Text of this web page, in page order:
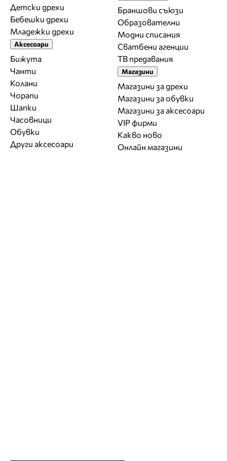
Детски дрехи
Бебешки дрехи
Младежки дрехи
Аксесоари
Бижута
Чанти
Колани
Чорапи
Шапки
Часовници
Обувки
Други аксесоари
Браншови съюзи
Образователни
Модни списания
Сватбени агенции
ТВ предавания
Магазини
Магазини за дрехи
Магазини за обувки
Магазини за aксесоари
VIP фирми
Какво ново
Онлайн магазини